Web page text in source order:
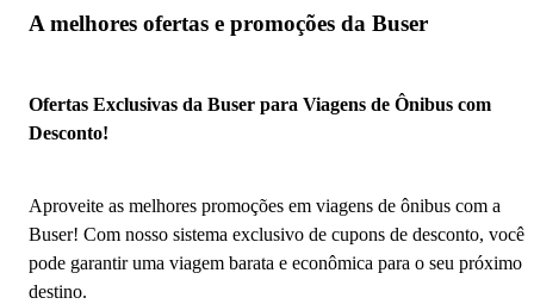
A melhores ofertas e promoções da Buser
Ofertas Exclusivas da Buser para Viagens de Ônibus com
Desconto!
Aproveite as melhores promoções em viagens de ônibus com a
Buser! Com nosso sistema exclusivo de cupons de desconto, você
pode garantir uma viagem barata e econômica para o seu próximo
destino.